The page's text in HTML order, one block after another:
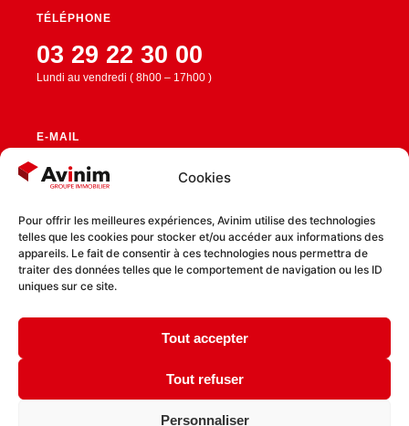
Cookies
Pour offrir les meilleures expériences, Avinim utilise des technologies
telles que les cookies pour stocker et/ou accéder aux informations des
appareils. Le fait de consentir à ces technologies nous permettra de
traiter des données telles que le comportement de navigation ou les ID
uniques sur ce site.
Tout accepter
Tout refuser
Personnaliser
TÉLÉPHONE
03 29 22 30 00
Lundi au vendredi ( 8h00 – 17h00 )
E-MAIL
contact@avinim.fr
RESTEZ CONNECTÉ
Politique de cookies